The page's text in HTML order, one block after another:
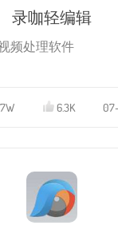
录咖轻编辑
频处理软件
6.3K 07-